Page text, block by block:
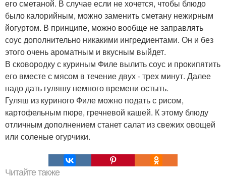
его сметаной. В случае если не хочется, чтобы блюдо
было калорийным, можно заменить сметану нежирным
йогуртом. В принципе, можно вообще не заправлять
соус дополнительно никакими ингредиентами. Он и без
этого очень ароматным и вкусным выйдет.
В сковородку с куриным Филе вылить соус и прокипятить
его вместе с мясом в течение двух - трех минут. Далее
надо дать гуляшу немного времени остыть.
Гуляш из куриного Филе можно подать с рисом,
картофельным пюре, гречневой кашей. К этому блюду
отличным дополнением станет салат из свежих овощей
или соленые огурчики.
Читайте также